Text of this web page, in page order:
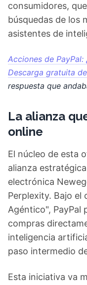
consumidores,
búsquedas de los
asistentes de
Acciones de
Descarga gratuita
respuesta que
La alianza
online
El núcleo de esta
alianza
electrónica
Perplexity. Bajo el
Agéntico", PayPal
compras
inteligencia
paso intermedio
Esta iniciativa va